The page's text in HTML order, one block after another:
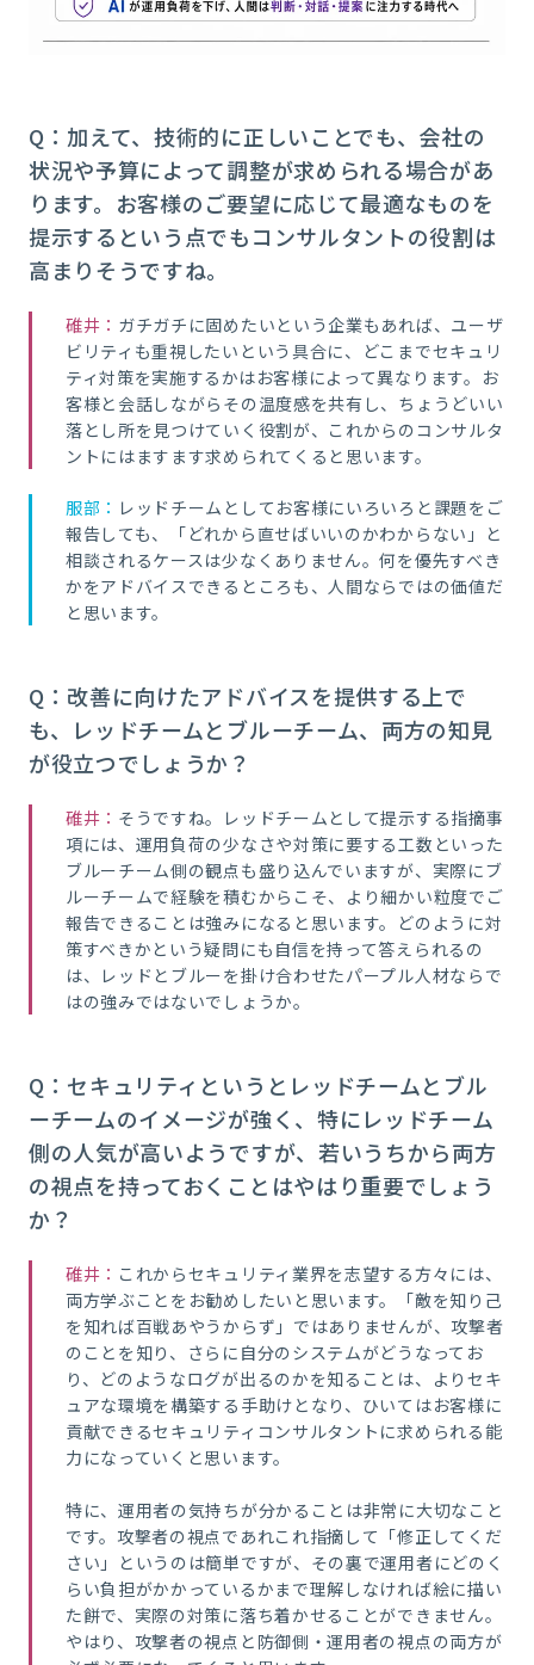
Q：加えて、技術的に正しいことでも、会社の
状況や予算によって調整が求められる場合があ
ります。お客様のご要望に応じて最適なものを
提示するという点でもコンサルタントの役割は
高まりそうですね。
碓井： ガチガチに固めたいという企業もあれば、ユーザ
ビリティも重視したいという具合に、どこまでセキュリ
ティ対策を実施するかはお客様によって異なります。お
客様と会話しながらその温度感を共有し、ちょうどいい
落とし所を見つけていく役割が、これからのコンサルタ
ントにはますます求められてくると思います。
服部： レッドチームとしてお客様にいろいろと課題をご
報告しても、「どれから直せばいいのかわからない」と
相談されるケースは少なくありません。何を優先すべき
かをアドバイスできるところも、人間ならではの価値だ
と思います。
Q：改善に向けたアドバイスを提供する上で
も、レッドチームとブルーチーム、両方の知見
が役立つでしょうか？
碓井： そうですね。レッドチームとして提示する指摘事
項には、運用負荷の少なさや対策に要する工数といった
ブルーチーム側の観点も盛り込んでいますが、実際にブ
ルーチームで経験を積むからこそ、より細かい粒度でご
報告できることは強みになると思います。どのように対
策すべきかという疑問にも自信を持って答えられるの
は、レッドとブルーを掛け合わせたパープル人材ならで
はの強みではないでしょうか。
Q：セキュリティというとレッドチームとブル
ーチームのイメージが強く、特にレッドチーム
側の人気が高いようですが、若いうちから両方
の視点を持っておくことはやはり重要でしょう
か？
碓井： これからセキュリティ業界を志望する方々には、
両方学ぶことをお勧めしたいと思います。「敵を知り己
を知れば百戦あやうからず」ではありませんが、攻撃者
のことを知り、さらに自分のシステムがどうなってお
り、どのようなログが出るのかを知ることは、よりセキ
ュアな環境を構築する手助けとなり、ひいてはお客様に
貢献できるセキュリティコンサルタントに求められる能
力になっていくと思います。
特に、運用者の気持ちが分かることは非常に大切なこと
です。攻撃者の視点であれこれ指摘して「修正してくだ
さい」というのは簡単ですが、その裏で運用者にどのく
らい負担がかかっているかまで理解しなければ絵に描い
た餅で、実際の対策に落ち着かせることができません。
やはり、攻撃者の視点と防御側・運用者の視点の両方が